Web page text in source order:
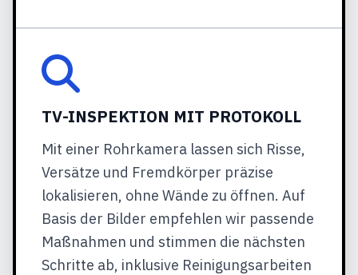
TV-INSPEKTION MIT PROTOKOLL
Mit einer Rohrkamera lassen sich Risse,
Versätze und Fremdkörper präzise
lokalisieren, ohne Wände zu öffnen. Auf
Basis der Bilder empfehlen wir passende
Maßnahmen und stimmen die nächsten
Schritte ab, inklusive Reinigungsarbeiten